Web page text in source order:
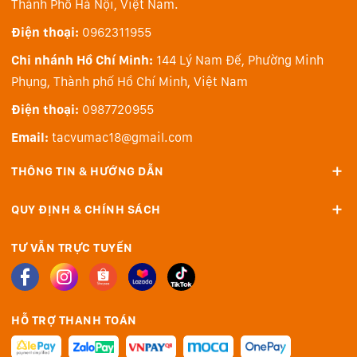
cuối. Dùng nhiều ứng dụng cùng một lúc, viết vào
trường văn bản bất kỳ, điều hướng nhanh chóng và hữu
ích, đơn giản bằng ngón tay, Apple Pencil hoặc bàn di
trên Magic Keyboard.
Tương thích Apple
Pencil Pro mới
Thành Phố Hà Nội, Việt Nam.
Điện thoại: 0962311955
Chi nhánh Hồ Chí Minh: 144 Lý Nam Đế, Phường Minh
Phụng, Thành phố Hồ Chí Minh, Việt Nam
Điện thoại: 0987720955
Email: tacvumac18@gmail.com
THÔNG TIN & HƯỚNG DẪN
QUY ĐỊNH & CHÍNH SÁCH
TƯ VẪN TRỰC TUYẾN
HỖ TRỢ THANH TOÁN